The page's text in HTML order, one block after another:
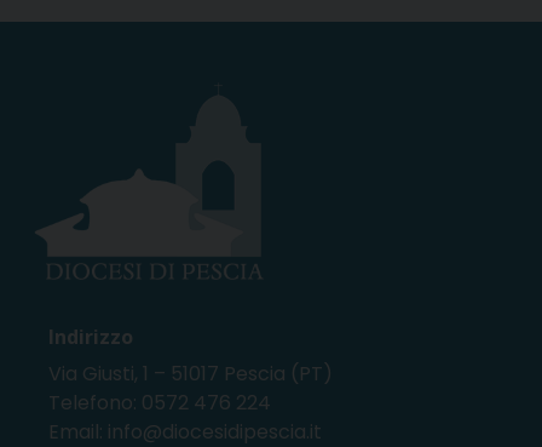
Indirizzo
Via Giusti, 1 – 51017 Pescia (PT)
Telefono: 0572 476 224
Email: info@diocesidipescia.it